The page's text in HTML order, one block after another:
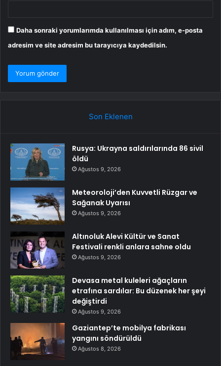
Daha sonraki yorumlarımda kullanılması için adım, e-posta
adresim ve site adresim bu tarayıcıya kaydedilsin.
Son Eklenen
Rusya: Ukrayna saldırılarında 86 sivil
öldü
Ağustos 9, 2026
Meteoroloji’den Kuvvetli Rüzgar ve
Sağanak Uyarısı
Ağustos 9, 2026
Altınoluk Alevi Kültür ve Sanat
Festivali renkli anlara sahne oldu
Ağustos 9, 2026
Devasa metal kuleleri ağaçların
etrafına sardılar: Bu düzenek her şeyi
değiştirdi
Ağustos 9, 2026
Gaziantep’te mobilya fabrikası
yangını söndürüldü
Ağustos 8, 2026